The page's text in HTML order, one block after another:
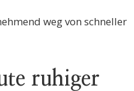
weg von schneller
ruhiger